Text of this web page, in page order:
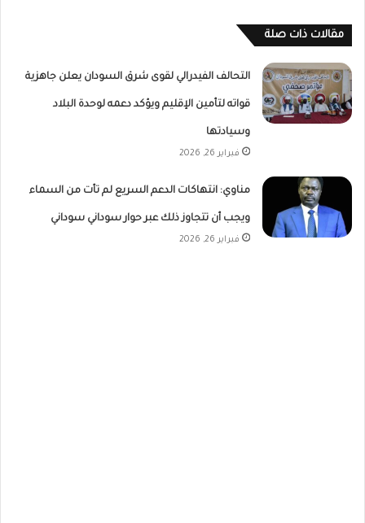
مقالات ذات صلة
التحالف الفيدرالي لقوى شرق السودان يعلن جاهزية
قواته لتأمين الإقليم ويؤكد دعمه لوحدة البلاد
وسيادتها
فبراير 26, 2026
مناوي: انتهاكات الدعم السريع لم تأت من السماء
ويجب أن تتجاوز ذلك عبر حوار سوداني سوداني
فبراير 26, 2026